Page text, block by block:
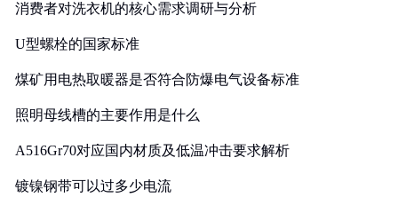
消费者对洗衣机的核心需求调研与分析
U型螺栓的国家标准
煤矿用电热取暖器是否符合防爆电气设备标准
照明母线槽的主要作用是什么
A516Gr70对应国内材质及低温冲击要求解析
镀镍钢带可以过多少电流